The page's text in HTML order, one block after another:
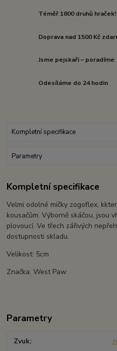
Téměř 1800 druhů hraček!
Doprava nad 1500 Kč
Jsme pejskaři – poradíme
Odesíláme do 24 hodin
Kompletní specifikace
Parametry
Kompletní specifikace
Velmi odolné míčky zogoflex,
kousačům. Výborně skáčou, jsou
plovoucí. Ve třech zářivých
dostupnosti skladu.
Velikost: 5cm
Značka: West Paw
Parametry
Zvuk